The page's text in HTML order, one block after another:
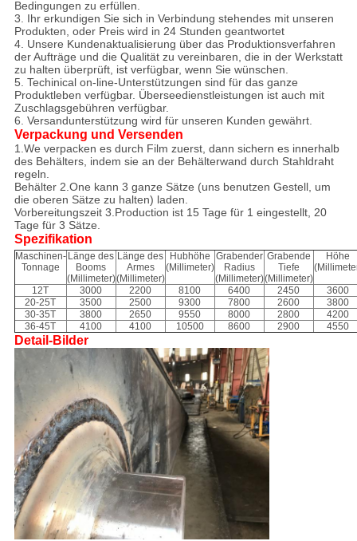
Bedingungen zu erfüllen.
3. Ihr erkundigen Sie sich in Verbindung stehendes mit unseren
Produkten, oder Preis wird in 24 Stunden geantwortet
4. Unsere Kundenaktualisierung über das Produktionsverfahren
der Aufträge und die Qualität zu vereinbaren, die in der Werkstatt
zu halten überprüft, ist verfügbar, wenn Sie wünschen.
5. Techinical on-line-Unterstützungen sind für das ganze
Produktleben verfügbar. Überseedienstleistungen ist auch mit
Zuschlagsgebühren verfügbar.
6. Versandunterstützung wird für unseren Kunden gewährt.
Verpackung und Versenden
1.We verpacken es durch Film zuerst, dann sichern es innerhalb
des Behälters, indem sie an der Behälterwand durch Stahldraht
regeln.
Behälter 2.One kann 3 ganze Sätze (uns benutzen Gestell, um
die oberen Sätze zu halten) laden.
Vorbereitungszeit 3.Production ist 15 Tage für 1 eingestellt, 20
Tage für 3 Sätze.
Spezifikation
Maschinen-
Tonnage
Länge des
Booms
(Millimeter)
Länge des
Armes
(Millimeter)
Hubhöhe
(Millimeter)
Grabender
Radius
(Millimeter)
Grabende
Tiefe
(Millimeter)
Höhe
12T 3000 2200 8100 6400 2450
3600
20-25T
3500 2500 9300 7800 2600
3800
30-35T
3800 2650 9550 8000 2800
4200
36-45T
4100 4100 10500 8600 2900 4550
Detail-Bilder